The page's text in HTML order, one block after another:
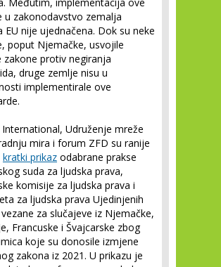
u zakonodavstvo zemalja
EU nije ujednačena. Dok su neke
poput Njemačke, usvojile
zakone protiv negiranja
druge zemlje nisu u
implementirale ove
International, Udruženje mreže
mira i forum ZFD su ranije
kratki prikaz odabrane prakse
suda za ljudska prava,
komisije za ljudska prava i
za ljudska prava Ujedinjenih
za slučajeve iz Njemačke,
Francuske i Švajcarske zbog
koje su donosile izmjene
zakona iz 2021. U prikazu je